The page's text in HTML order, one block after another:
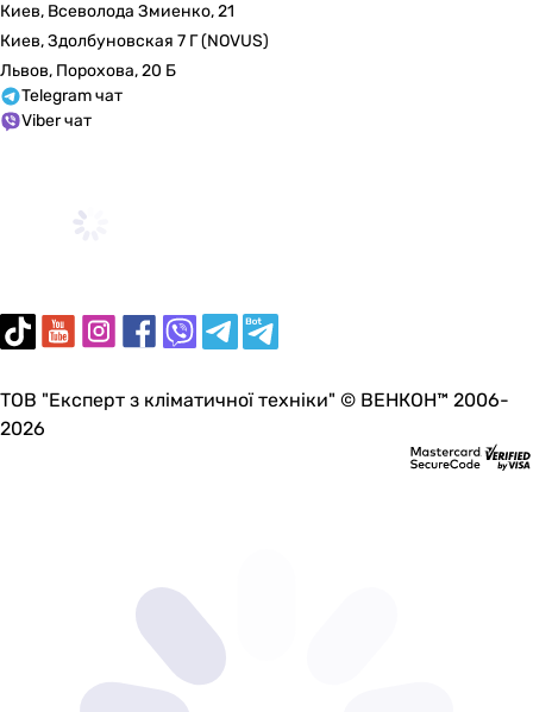
Киев, Всеволода Змиенко, 21
Киев, Здолбуновская 7 Г (NOVUS)
Львов, Порохова, 20 Б
Telegram чат
Viber чат
ТОВ "Експерт з кліматичної техніки" © ВЕНКОН™ 2006-
2026